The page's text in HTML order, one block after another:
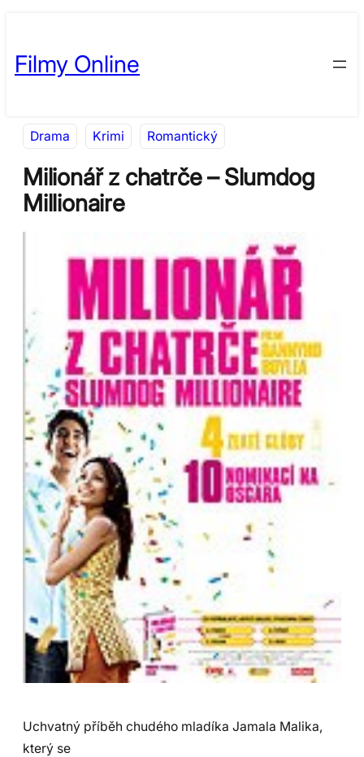
obsah
content
Filmy Online
Drama Krimi Romantický
Milionář z chatrče – Slumdog
Millionaire
Uchvatný příběh chudého mladíka Jamala Malika,
který se